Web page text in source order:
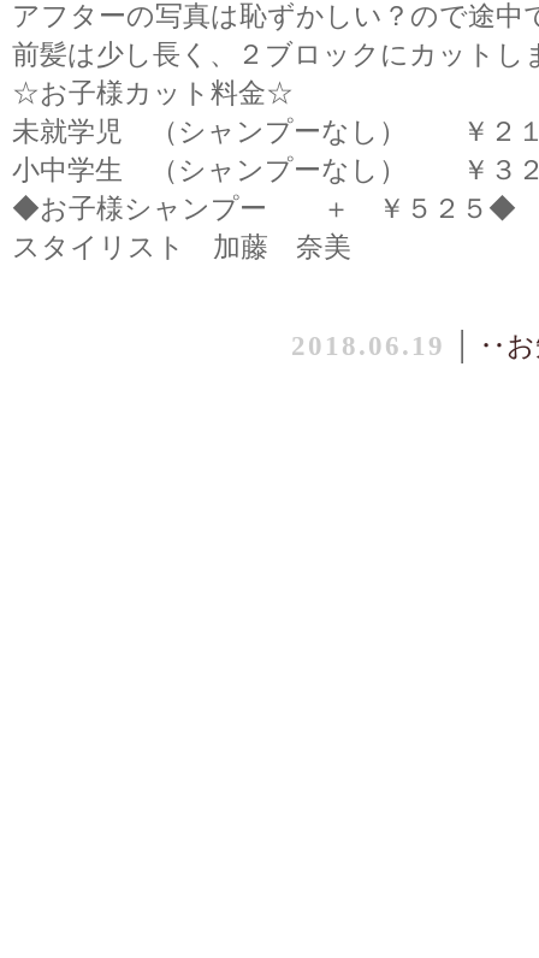
アフターの写真は恥ずかしい？ので途中
前髪は少し長く、２ブロックにカットし
☆お子様カット料金☆
未就学児 （シャンプーなし） ￥２
小中学生 （シャンプーなし） ￥３
◆お子様シャンプー ＋ ￥５２５◆
スタイリスト 加藤 奈美
2018.06.19 ‥